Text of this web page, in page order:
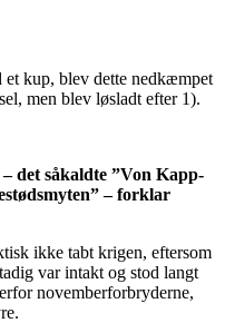
kup, blev dette nedkæmpet
men blev løsladt efter 1).
det såkaldte ”Von Kapp-
– forklar
ikke tabt krigen, eftersom
var intakt og stod langt
novemberforbryderne,